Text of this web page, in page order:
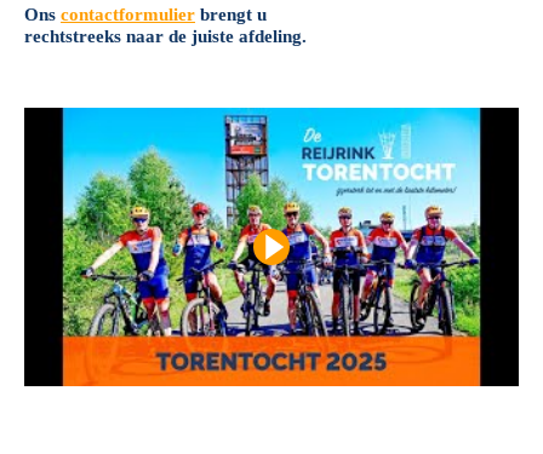
Ons contactformulier brengt u
rechtstreeks naar de juiste afdeling.